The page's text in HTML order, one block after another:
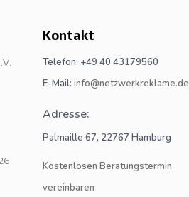
Kontakt
Telefon: +49 40 43179560
E-Mail: info@netzwerkreklame.de
Adresse:
Palmaille 67, 22767 Hamburg
Kostenlosen Beratungstermin
vereinbaren